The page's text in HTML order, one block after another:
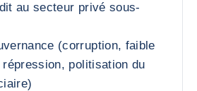
au secteur privé sous-
(corruption, faible
politisation du